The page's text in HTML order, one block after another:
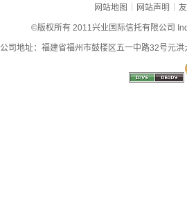
网站地图 | 网站声明 |
©版权所有 2011兴业国际信托有限公司
公司地址：福建省福州市鼓楼区五一中路32号元